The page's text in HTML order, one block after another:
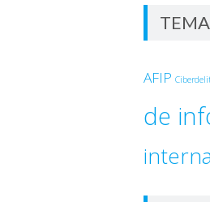
AFIP
de